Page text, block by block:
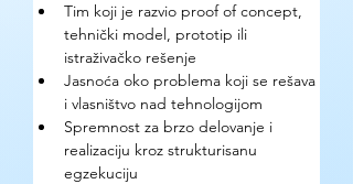
Tim koji je razvio proof of concept,
tehnički model, prototip ili
istraživačko rešenje
Jasnoća oko problema koji se rešava
i vlasništvo nad tehnologijom
Spremnost za brzo delovanje i
realizaciju kroz strukturisanu
egzekuciju